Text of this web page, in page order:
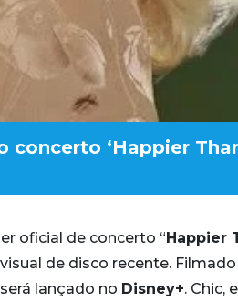
‘Happier
oficial de concerto “Happier
de disco recente.
lançado no Disney+. Chic,